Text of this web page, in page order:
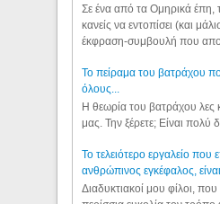
Σε ένα από τα Ομηρικά έπη,
κανείς να εντοπίσει (και
έκφραση-συμβουλή που
Το πείραμα του βατράχου
όλους...
Η θεωρία του βατράχου λες
μας. Την ξέρετε; Είναι πολύ
Το τελειότερο εργαλείο που
ανθρώπινος εγκέφαλος,
Διαδυκτιακοί μου φίλοι, που